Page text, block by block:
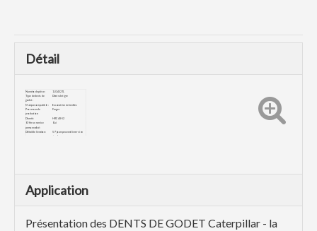
Détail
Numéro de pièce :
1U3452TL
Type de dents de
godet :
Dents de tigre
Marque compatible :
Excavatrice à chenilles
Processus de
production:
Forger
Dureté: HRC48-52
Offrir un service
personnalisé :
Oui
Détail de livraison: 5-7 jours peuvent livrer si en
stock
Application
Présentation des DENTS DE GODET Caterpillar - la